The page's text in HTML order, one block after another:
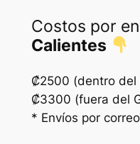
i
d
d
Costos por
Calientes
₡2500 (dentro del
₡3300 (fuera del
* Envíos por